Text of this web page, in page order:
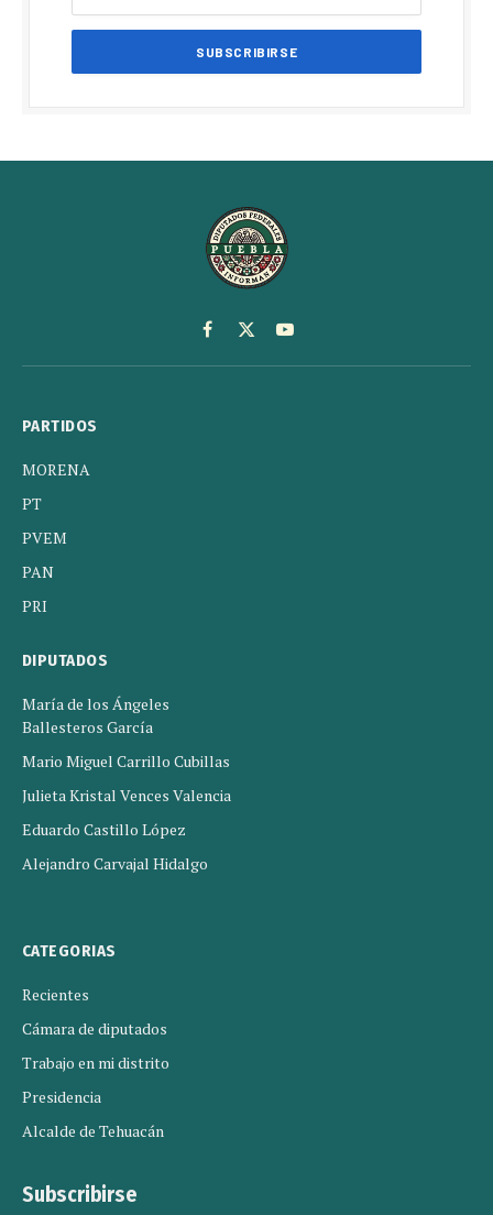
Facebook
X
(Twitter)
YouTube
PARTIDOS
MORENA
PT
PVEM
PAN
PRI
DIPUTADOS
María de los Ángeles
Ballesteros García
Mario Miguel Carrillo Cubillas
Julieta Kristal Vences Valencia
Eduardo Castillo López
Alejandro Carvajal Hidalgo
CATEGORIAS
Recientes
Cámara de diputados
Trabajo en mi distrito
Presidencia
Alcalde de Tehuacán
Subscribirse